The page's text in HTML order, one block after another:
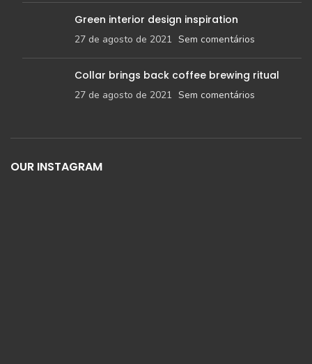
Green interior design inspiration
27 de agosto de 2021 Sem comentários
Collar brings back coffee brewing ritual
27 de agosto de 2021 Sem comentários
OUR INSTAGRAM